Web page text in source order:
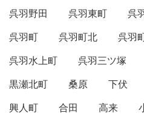
呉羽野田
呉羽東町 呉
呉羽町
呉羽町北 呉羽
呉羽水上町
呉羽三ツ塚
黒瀬北町
桑原 下伏
興人町
合田 高来